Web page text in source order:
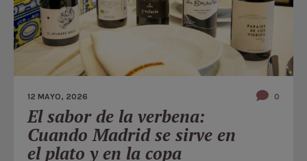
12 MAYO, 2026 0
El sabor de la verbena:
Cuando Madrid se sirve en
el plato y en la copa